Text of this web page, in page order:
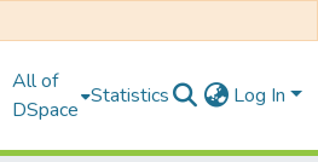
All of
DSpace
Statistics Log In